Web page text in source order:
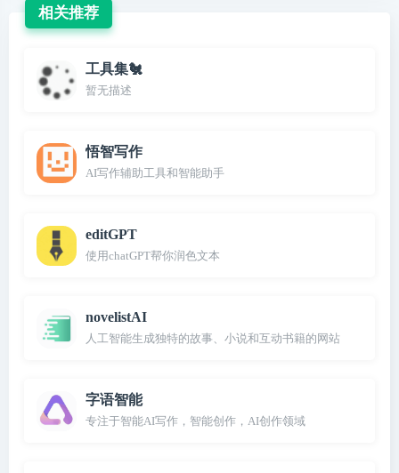
相关推荐
工具集🐔
暂无描述
悟智写作
AI写作辅助工具和智能助手
editGPT
使用chatGPT帮你润色文本
novelistAI
人工智能生成独特的故事、小说和互动书籍的网站
字语智能
专注于智能AI写作，智能创作，AI创作领域